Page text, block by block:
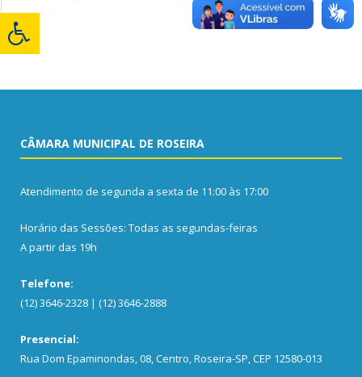
CÂMARA MUNICIPAL DE ROSEIRA
Atendimento de segunda a sexta de 11:00 às 17:00
Horário das Sessões: Todas as segundas-feiras
A partir das 19h
Telefone:
(12) 3646-2328 | (12) 3646-2888
Presencial:
Rua Dom Epaminondas, 08, Centro, Roseira-SP, CEP 12580-013